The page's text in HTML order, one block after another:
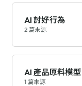
AI 討好行為
2 篇來源
AI 產品原料模型
1 篇來源